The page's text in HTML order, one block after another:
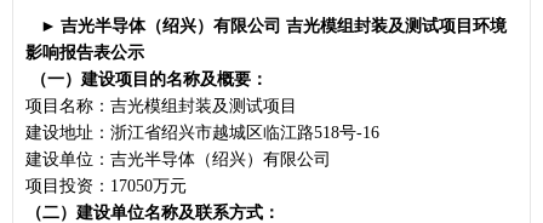
► 吉光半导体（绍兴）有限公司 吉光模组封装及测试项目环境
影响报告表公示
（一）建设项目的名称及概要：
项目名称：吉光模组封装及测试项目
建设地址：浙江省绍兴市越城区临江路518号-16
建设单位：吉光半导体（绍兴）有限公司
项目投资：17050万元
（二）建设单位名称及联系方式：